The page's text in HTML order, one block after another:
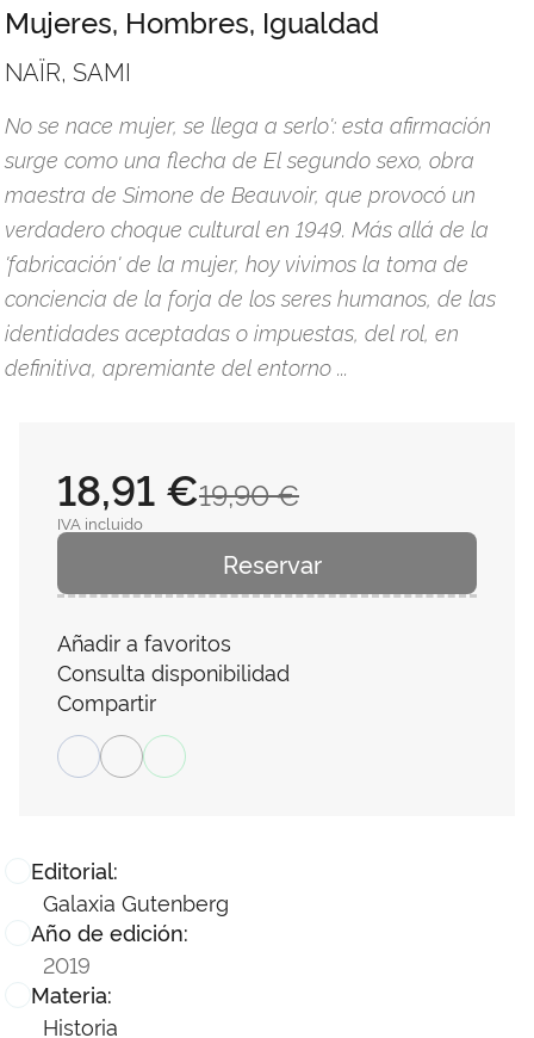
Mujeres, Hombres, Igualdad
NAÏR, SAMI
No se nace mujer, se llega a serlo': esta afirmación
surge como una flecha de El segundo sexo, obra
maestra de Simone de Beauvoir, que provocó un
verdadero choque cultural en 1949. Más allá de la
'fabricación' de la mujer, hoy vivimos la toma de
conciencia de la forja de los seres humanos, de las
identidades aceptadas o impuestas, del rol, en
definitiva, apremiante del entorno ...
Editorial:
Galaxia Gutenberg
Año de edición:
2019
Materia:
Historia
19,90 €
18,91 €
IVA incluido
Reservar
Añadir a favoritos
Consulta disponibilidad
Compartir